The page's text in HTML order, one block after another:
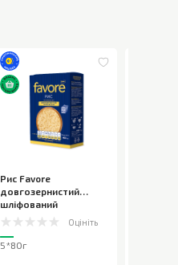
Рис Favore
довгозернистий
шліфований
пропарений
5*80г
Оцініть
5*80г